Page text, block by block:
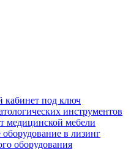
кабинет под ключ
инструментов
медицинской мебели
в лизинг
оборудования